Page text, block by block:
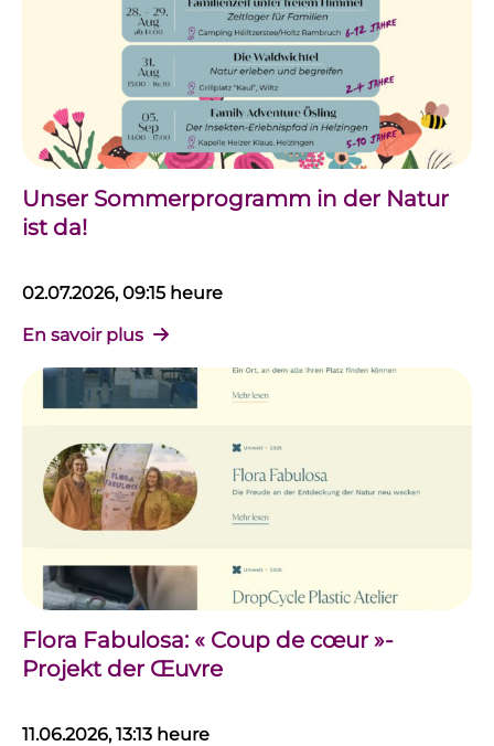
Unser Sommerprogramm in der Natur
ist da!
02.07.2026, 09:15 heure
En savoir plus
Flora Fabulosa: « Coup de cœur »-
Projekt der Œuvre
11.06.2026, 13:13 heure